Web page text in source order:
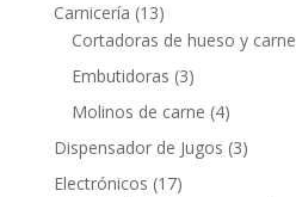
Carnicería (13)
Cortadoras de hueso y carne
Embutidoras (3)
Molinos de carne (4)
Dispensador de Jugos (3)
Electrónicos (17)